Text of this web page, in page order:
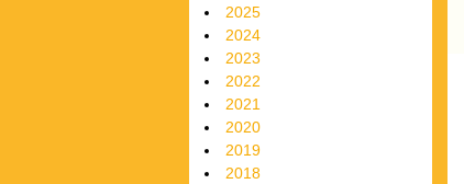
2025
2024
2023
2022
2021
2020
2019
2018